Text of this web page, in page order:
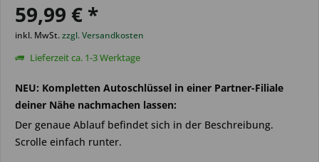
59,99 € *
inkl. MwSt.zzgl. Versandkosten
Lieferzeit ca. 1-3 Werktage
NEU: Kompletten Autoschlüssel in einer Partner-Filiale
deiner Nähe nachmachen lassen:
Der genaue Ablauf befindet sich in der Beschreibung.
Scrolle einfach runter.